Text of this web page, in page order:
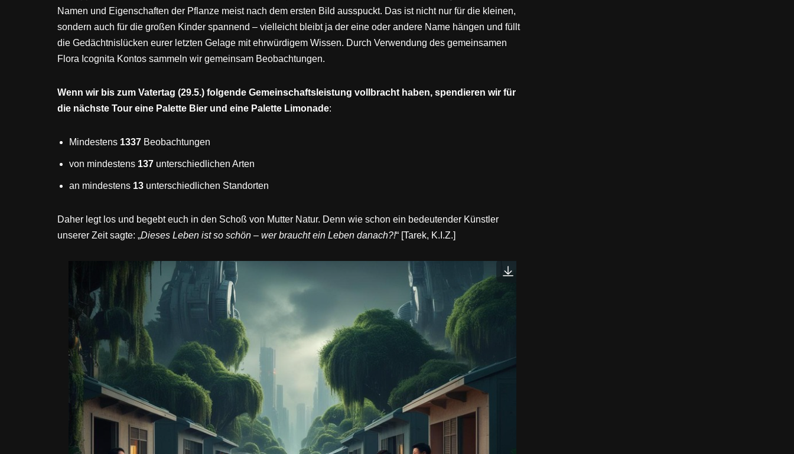
Namen und Eigenschaften der Pflanze meist nach dem ersten Bild ausspuckt. Das ist nicht nur für die kleinen,
sondern auch für die großen Kinder spannend – vielleicht bleibt ja der eine oder andere Name hängen und füllt
die Gedächtnislücken eurer letzten Gelage mit ehrwürdigem Wissen. Durch Verwendung des gemeinsamen
Flora Icognita Kontos sammeln wir gemeinsam Beobachtungen.
Wenn wir bis zum Vatertag (29.5.) folgende Gemeinschaftsleistung vollbracht haben, spendieren wir für
die nächste Tour eine Palette Bier und eine Palette Limonade:
Mindestens 1337 Beobachtungen
von mindestens 137 unterschiedlichen Arten
an mindestens 13 unterschiedlichen Standorten
Daher legt los und begebt euch in den Schoß von Mutter Natur. Denn wie schon ein bedeutender Künstler
unserer Zeit sagte: „Dieses Leben ist so schön – wer braucht ein Leben danach?!“ [Tarek, K.I.Z.]